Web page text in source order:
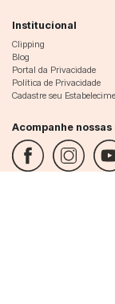
Institucional
Clipping
Blog
Portal da Privacidade
Política de Privacidade
Cadastre seu
Acompanhe